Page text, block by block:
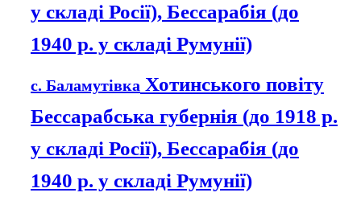
у складі Росії), Бессарабія (до
1940 р. у складі Румунії)
с. Баламутівка Хотинського повіту
Бессарабська губернія (до 1918 р.
у складі Росії), Бессарабія (до
1940 р. у складі Румунії)